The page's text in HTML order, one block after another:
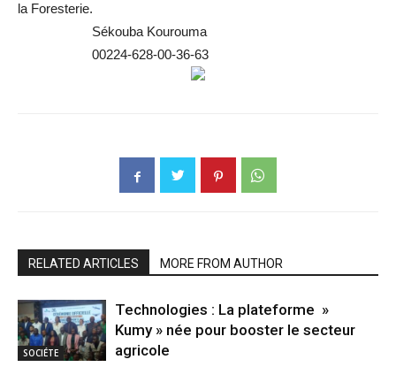
la Foresterie.
Sékouba Kourouma
00224-628-00-36-63
RELATED ARTICLES MORE FROM AUTHOR
SOCIÉTE
Technologies : La plateforme »
Kumy » née pour booster le secteur
agricole